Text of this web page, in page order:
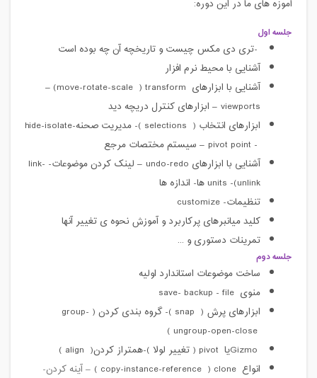
آموزه های ما در این دوره:
جلسه اول
-تری دی مکس چیست و تاریخچه آن چه بوده است
آشنایی با محیط نرم افزار
آشنایی با ابزارهای transform
(
move-rotate-scale
)
–
viewports
– ابزارهای کنترل دریچه دید
ابزارهای انتخاب ( selections )- مدیریت صحنه-hide-isolate
-
pivot point
– سیستم مختصات مرجع
آشنایی با ابزارهای undo-redo
– لینک کردن موضوعات- link-
unlink
)-
units ها- اندازه ها
تنظیمات- customize
کلید میانبرهای پرکاربرد و آموزش نحوه ی تغییر آنها
تمرینات دستوری و ...
جلسه دوم
ساخت موضوعات استاندارد اولیه
منوی file
-
save- backup
ابزارهای پرش ( snap )- گروه بندی کردن ( group-
ungroup-open-close
)
Gizmoیا pivot ( تغییر لولا )-همتراز کردن( align
)
انواع clone
(
copy-instance-reference
)
–آینه کردن-